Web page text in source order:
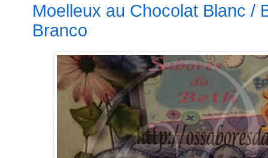
Moelleux au Chocolat Blanc /
Branco